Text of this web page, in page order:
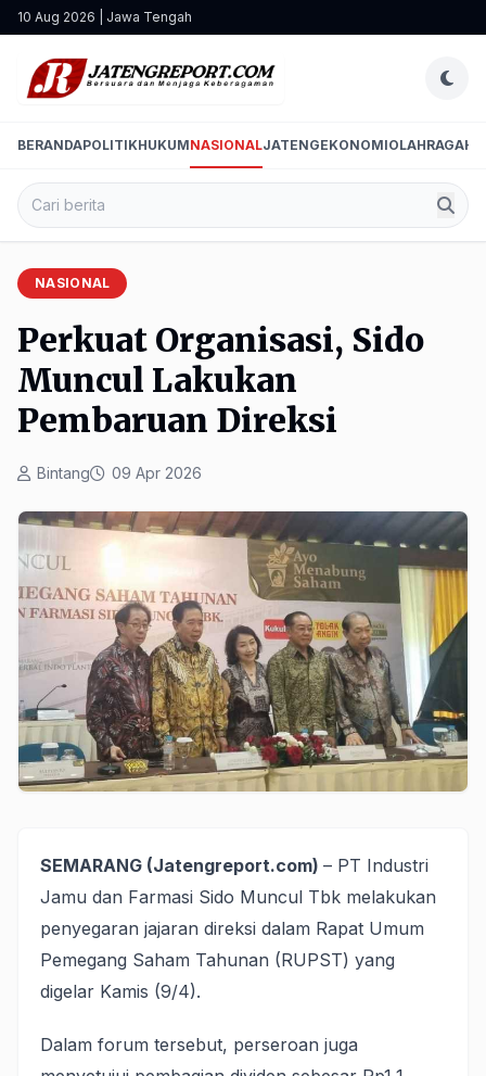
10 Aug 2026 | Jawa Tengah
BERANDAPOLITIKHUKUMNASIONALJATENGEKONOMIOLAHRAGA
NASIONAL
Perkuat Organisasi, Sido
Muncul Lakukan
Pembaruan Direksi
Bintang 09 Apr 2026
SEMARANG (Jatengreport.com) – PT Industri
Jamu dan Farmasi Sido Muncul Tbk melakukan
penyegaran jajaran direksi dalam Rapat Umum
Pemegang Saham Tahunan (RUPST) yang
digelar Kamis (9/4).
Dalam forum tersebut, perseroan juga